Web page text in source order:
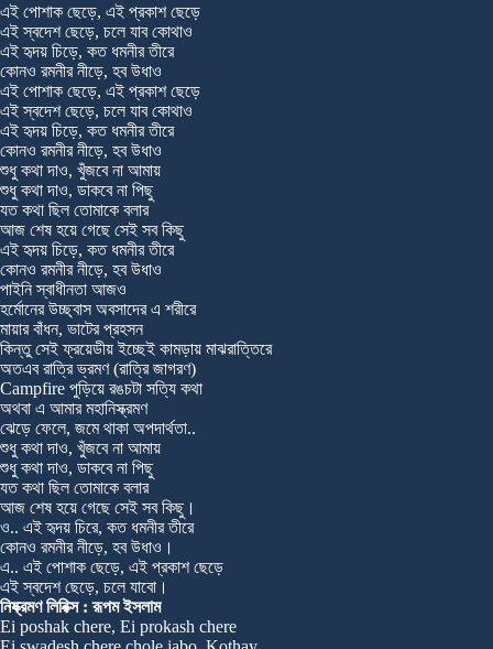
এই পোশাক ছেড়ে, এই প্রকাশ ছেড়ে
এই স্বদেশ ছেড়ে, চলে যাব কোথাও
এই হৃদয় চিড়ে, কত ধমনীর তীরে
কোনও রমনীর নীড়ে, হব উধাও
এই পোশাক ছেড়ে, এই প্রকাশ ছেড়ে
এই স্বদেশ ছেড়ে, চলে যাব কোথাও
এই হৃদয় চিড়ে, কত ধমনীর তীরে
কোনও রমনীর নীড়ে, হব উধাও
শুধু কথা দাও, খুঁজবে না আমায়
শুধু কথা দাও, ডাকবে না পিছু
যত কথা ছিল তোমাকে বলার
আজ শেষ হয়ে গেছে সেই সব কিছু
এই হৃদয় চিড়ে, কত ধমনীর তীরে
কোনও রমনীর নীড়ে, হব উধাও
পাইনি স্বাধীনতা আজও
হর্মোনের উচ্ছ্বাস অবসাদের এ শরীরে
মায়ার বাঁধন, ভাটের প্রহসন
কিন্তু সেই ফ্রয়েডীয় ইচ্ছেই কামড়ায় মাঝরাত্তিরে
অতএব রাত্রি ভ্রমণ (রাত্রি জাগরণ)
Campfire পুড়িয়ে রঙচটা সত্যি কথা
অথবা এ আমার মহানিস্ক্রমণ
ঝেড়ে ফেলে, জমে থাকা অপদার্থতা..
শুধু কথা দাও, খুঁজবে না আমায়
শুধু কথা দাও, ডাকবে না পিছু
যত কথা ছিল তোমাকে বলার
আজ শেষ হয়ে গেছে সেই সব কিছু।
ও.. এই হৃদয় চিরে, কত ধমনীর তীরে
কোনও রমনীর নীড়ে, হব উধাও।
এ.. এই পোশাক ছেড়ে, এই প্রকাশ ছেড়ে
এই স্বদেশ ছেড়ে, চলে যাবো।
নিষ্ক্রমণ লিরিক্স : রূপম ইসলাম
Ei poshak chere, Ei prokash chere